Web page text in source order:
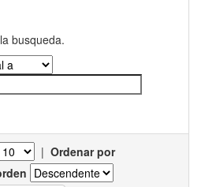
busqueda.
| Ordenar por